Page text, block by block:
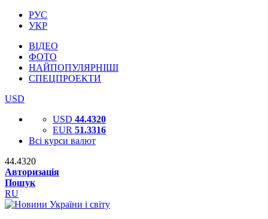
РУС
УКР
ВІДЕО
ФОТО
НАЙПОПУЛЯРНІШІ
СПЕЦПРОЕКТИ
USD
USD 44.4320
EUR 51.3316
Всі курси валют
44.4320
Авторизація
Пошук
RU